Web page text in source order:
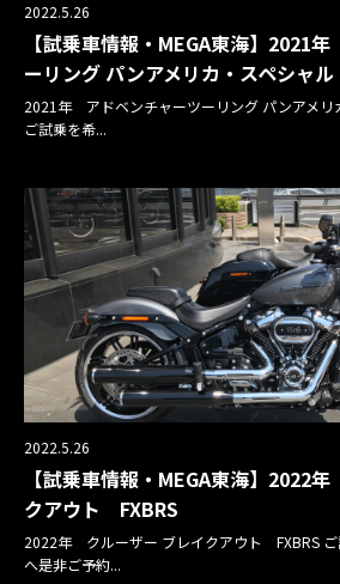
2022.5.26
【試乗車情報・MEGA東海】2021
ーリング パンアメリカ・スペシャ
2021年 アドベンチャーツーリング パンアメ
ご試乗を希...
2022.5.26
【試乗車情報・MEGA東海】2022
クアウト FXBRS
2022年 クルーザー ブレイクアウト FXBRS ご
へ是非ご予約...